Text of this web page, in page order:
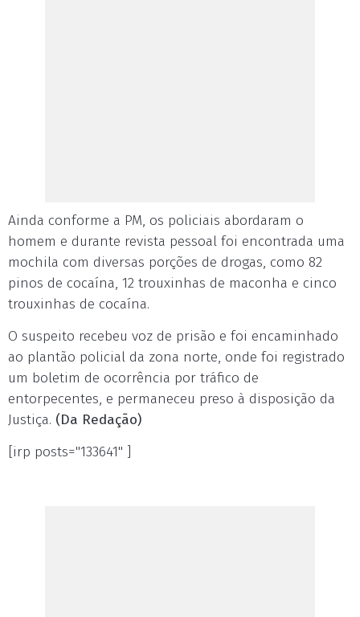
Ainda conforme a PM, os policiais abordaram o
homem e durante revista pessoal foi encontrada uma
mochila com diversas porções de drogas, como 82
pinos de cocaína, 12 trouxinhas de maconha e cinco
trouxinhas de cocaína.
O suspeito recebeu voz de prisão e foi encaminhado
ao plantão policial da zona norte, onde foi registrado
um boletim de ocorrência por tráfico de
entorpecentes, e permaneceu preso à disposição da
Justiça. (Da Redação)
[irp posts="133641" ]